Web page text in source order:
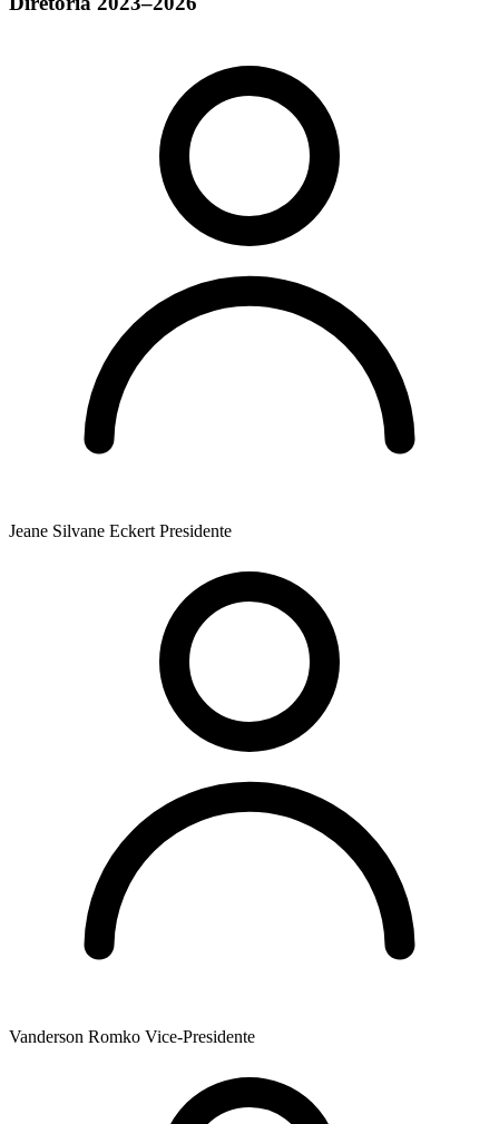
Jeane Silvane Eckert Presidente
Vanderson Romko Vice-Presidente